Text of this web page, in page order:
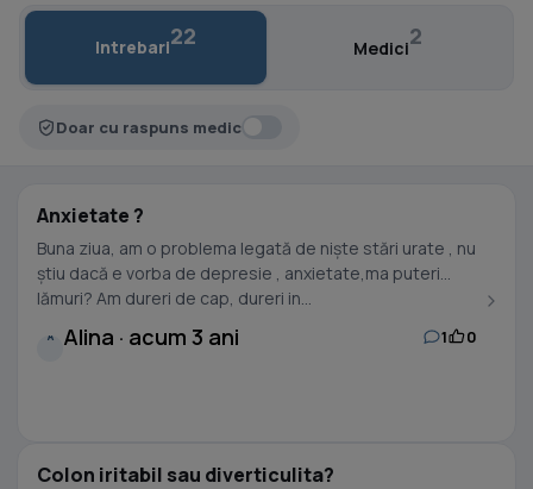
Intrebari22 Medici2
Doar cu raspuns medic
Anxietate ?
Buna ziua, am o problema legată de niște stări urate , nu
știu dacă e vorba de depresie , anxietate,ma puteri
lămuri? Am dureri de cap, dureri in...
A Alina · acum 3 ani 1 0
Colon iritabil sau diverticulita?